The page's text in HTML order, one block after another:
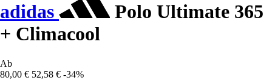
adidas
Polo Ultimate 365
+ Climacool
Ab
80,00 € 52,58 € -34%